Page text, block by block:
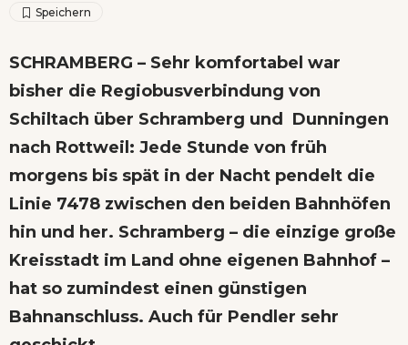
SCHRAMBERG – Sehr komfortabel war
bisher die Regiobusverbindung von
Schiltach über Schramberg und Dunningen
nach Rottweil: Jede Stunde von früh
morgens bis spät in der Nacht pendelt die
Linie 7478 zwischen den beiden Bahnhöfen
hin und her. Schramberg – die einzige große
Kreisstadt im Land ohne eigenen Bahnhof –
hat so zumindest einen günstigen
Bahnanschluss. Auch für Pendler sehr